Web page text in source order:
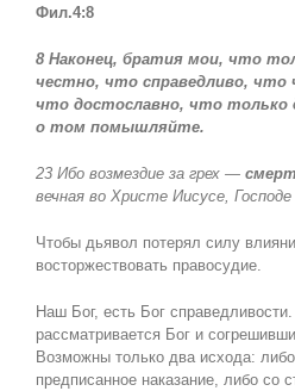
Фил.4:8
8 Наконец, братия мои, что
честно, что справедливо, что
что достославно, что только
о том помышляйте.
23 Ибо возмездие за грех —
вечная во Христе Иисусе,
Чтобы дьявол потерял силу
восторжествовать правосудие.
Наш Бог, есть Бог
рассматривается Бог и
Возможны только два исхода:
предписанное наказание, либо со